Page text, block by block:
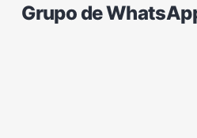
Grupo de